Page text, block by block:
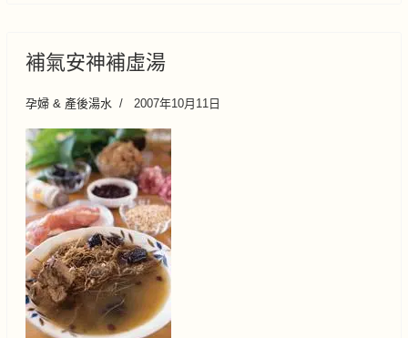
補氣安神補虛湯
孕婦 & 產後湯水 2007年10月11日